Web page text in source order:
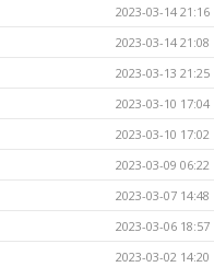
2023-03-14 21:16
2023-03-14 21:08
2023-03-13 21:25
2023-03-10 17:04
2023-03-10 17:02
2023-03-09 06:22
2023-03-07 14:48
2023-03-06 18:57
2023-03-02 14:20